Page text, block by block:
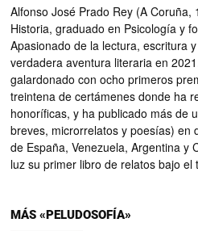
Alfonso José Prado Rey (A Coruña,
Historia, graduado en Psicología y
Apasionado de la lectura, escritura
verdadera aventura literaria en
galardonado con ocho primeros
treintena de certámenes donde ha
honoríficas, y ha publicado más de
breves, microrrelatos y poesías) en
de España, Venezuela, Argentina y
luz su primer libro de relatos bajo el
MÁS «PELUDOSOFÍA»